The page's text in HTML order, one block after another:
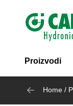
Proizvodi
Home /